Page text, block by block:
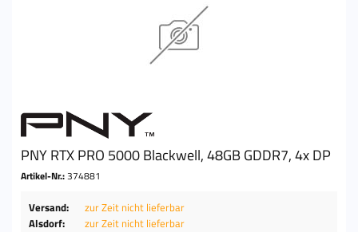
PNY RTX PRO 5000 Blackwell, 48GB GDDR7, 4x DP
Artikel-Nr.:374881
Versand:
zur Zeit nicht lieferbar
Alsdorf:
zur Zeit nicht lieferbar